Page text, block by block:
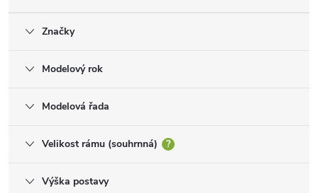
Značky
Modelový rok
Modelová řada
Velikost rámu (souhrnná) ?
Výška postavy